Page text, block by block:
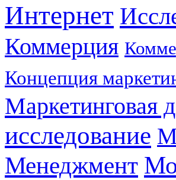
Интернет
Коммерция
Концепция
Маркетинговая
исследование
Менеджмент